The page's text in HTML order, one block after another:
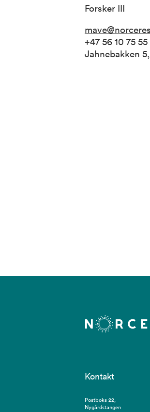
Forsker III
+47 56 10 75 55
Jahnebakken
Kontakt
Postboks 22,
Nygårdstangen